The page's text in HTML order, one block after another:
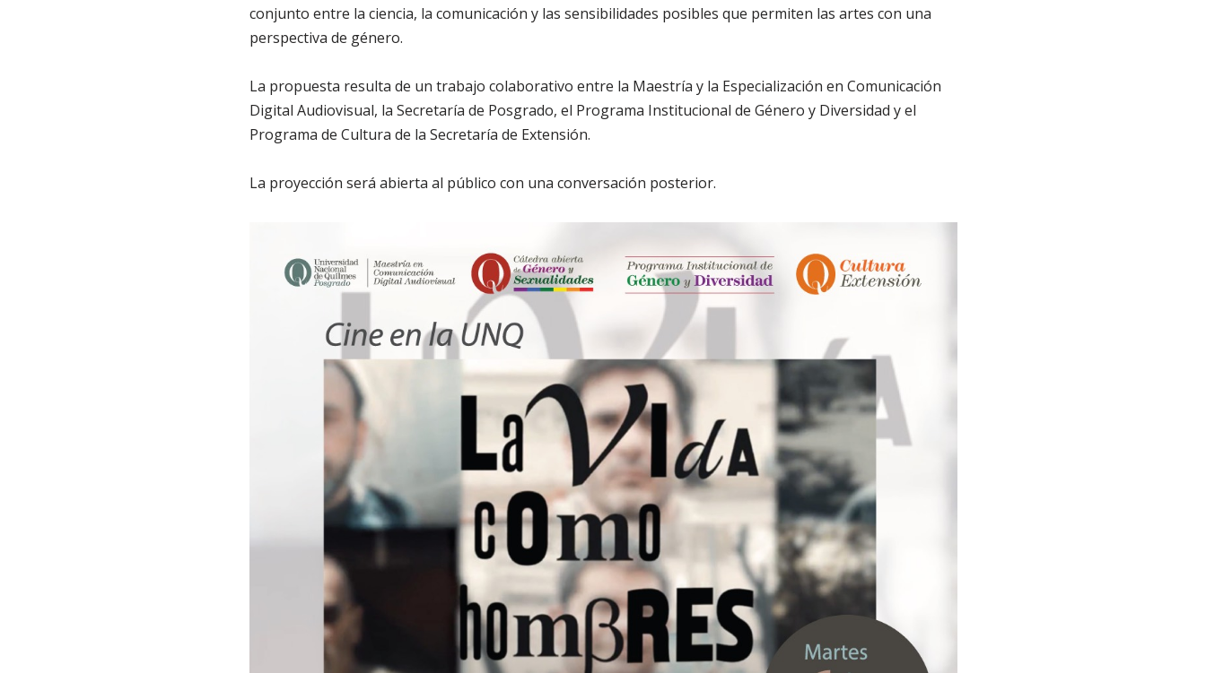
conjunto entre la ciencia, la comunicación y las sensibilidades posibles que permiten las artes con una
perspectiva de género.
La propuesta resulta de un trabajo colaborativo entre la Maestría y la Especialización en Comunicación
Digital Audiovisual, la Secretaría de Posgrado, el Programa Institucional de Género y Diversidad y el
Programa de Cultura de la Secretaría de Extensión.
La proyección será abierta al público con una conversación posterior.